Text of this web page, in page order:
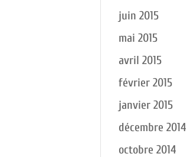
juin 2015
mai 2015
avril 2015
février 2015
janvier 2015
décembre 2014
octobre 2014